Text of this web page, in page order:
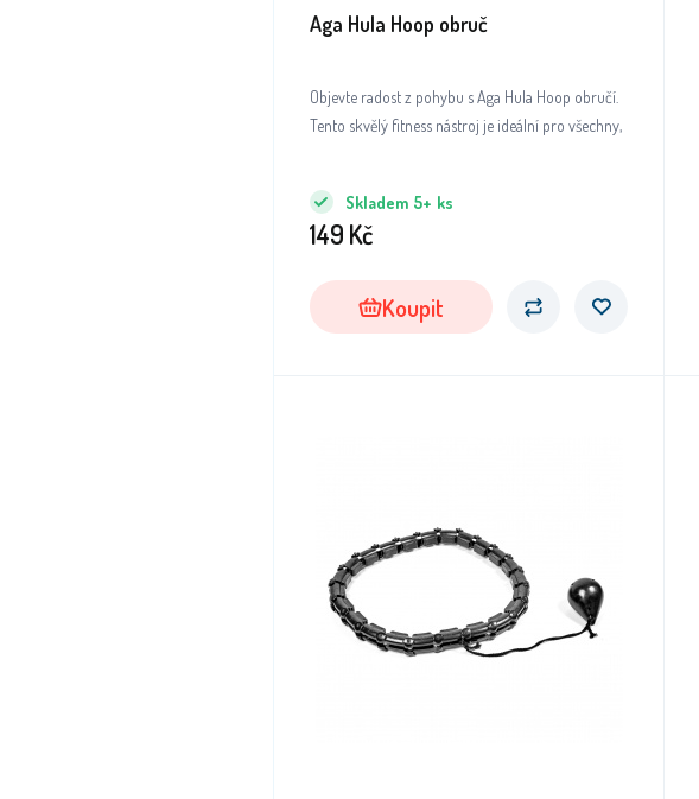
Aga Hula Hoop obruč
Objevte radost z pohybu s Aga Hula Hoop obručí.
Tento skvělý fitness nástroj je ideální pro všechny,
Skladem 5+ ks
149 Kč
Koupit